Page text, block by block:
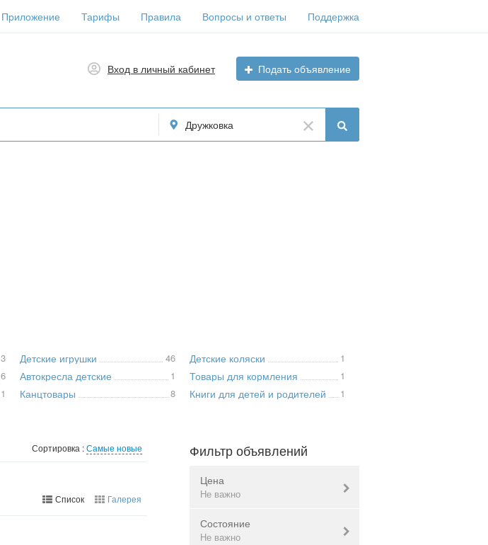
Приложение Тарифы Правила Вопросы и ответы Поддержка
Вход в личный кабинет Подать объявление
Дружковка
3
6
1
Детские игрушки 46
Автокресла детские 1
Канцтовары 8
Детские коляски 1
Товары для кормления 1
Книги для детей и родителей 1
Сортировка :Самые новые
Список Галерея
Фильтр объявлений
Цена
Не важно
Валюта:грн.
Состояние
Не важно